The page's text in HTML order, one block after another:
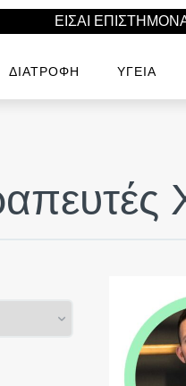
ΕΙΣΑΙ
ΔΙΑΤΡΟΦΉ ΥΓΕΊΑ